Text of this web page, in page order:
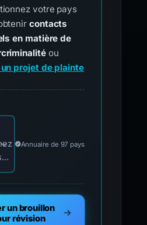
votre pays
contacts
en matière de
ou
projet de plainte
pays pour les contacts
Annuaire de 97 pays
un brouillon
révision